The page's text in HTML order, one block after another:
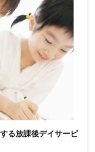
る放課後デイサービ